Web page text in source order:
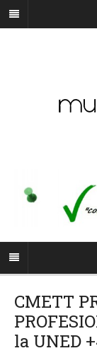
CMETT
la UNED